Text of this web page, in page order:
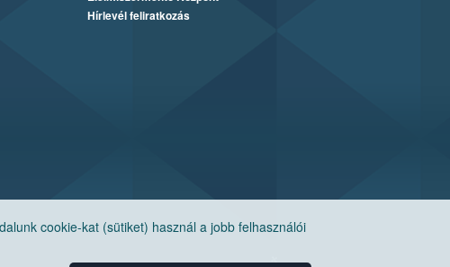
cookie-kat (sütiket) használ a jobb felhasználói
Hírlevél feliratkozás